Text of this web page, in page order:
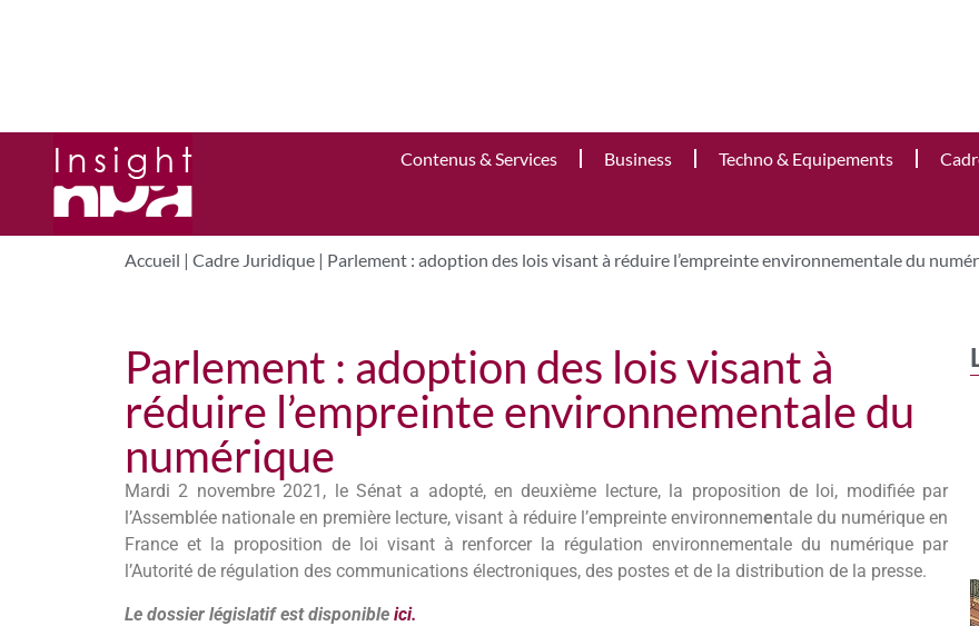
Contenus & Services Business Techno & Equipements
Accueil | Cadre Juridique | Parlement : adoption des lois visant à réduire l’empreinte environnementale du
Parlement : adoption des lois visant à
réduire l’empreinte environnementale du
numérique
Mardi 2 novembre 2021, le Sénat a adopté, en deuxième lecture, la proposition de loi, modifiée par
l’Assemblée nationale en première lecture, visant à réduire l’empreinte environnementale du numérique en
France et la proposition de loi visant à renforcer la régulation environnementale du numérique par
l’Autorité de régulation des communications électroniques, des postes et de la distribution de la presse.
Le dossier législatif est disponibleici.